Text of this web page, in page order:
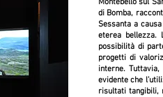
Montebellosul
di Bomba,
Sessanta a
eterea bellezza.
possibilità di
progetti di
interne.
evidente che
risultati tangibili,